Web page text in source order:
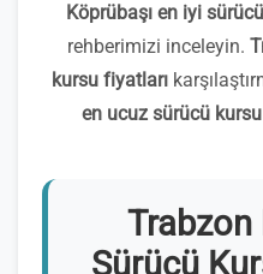
Köprübaşı en iyi
rehberimizi inceleyin.
kursu fiyatları
en ucuz sürücü kursu
Trabzon
Sürücü